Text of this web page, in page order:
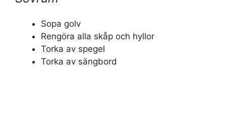
Sopa golv
Rengöra alla skåp och hyllor
Torka av spegel
Torka av sängbord